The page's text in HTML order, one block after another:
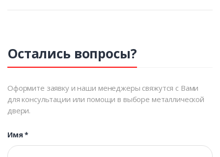
Остались вопросы?
Оформите заявку и наши менеджеры свяжутся с Вами
для консультации или помощи в выборе металлической
двери.
Имя*